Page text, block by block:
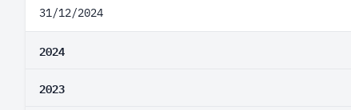
31/12/2024
2024
2023